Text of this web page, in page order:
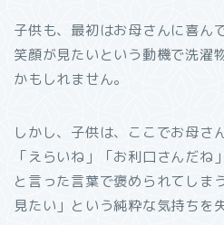
子供も、最初はお母さんに喜ん
笑顔が見たいという動機で洗濯
かもしれません。
しかし、子供は、ここでお母さ
「えらいね」「お利口さんだね」
と言った言葉で褒められてしま
見たい」という純粋な気持ちを